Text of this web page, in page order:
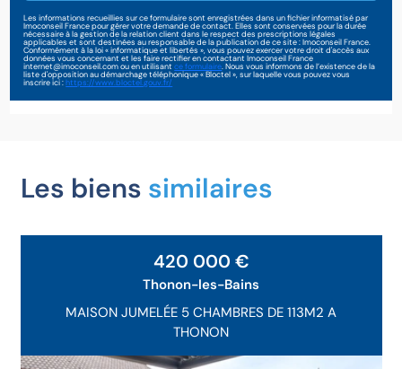
Les informations recueillies sur ce formulaire sont enregistrées dans un fichier informatisé par
Imoconseil France pour gérer votre demande de contact. Elles sont conservées pour la durée
nécessaire à la gestion de la relation client dans le respect des prescriptions légales
applicables et sont destinées au responsable de la publication de ce site : Imoconseil France.
Conformément à la loi « informatique et libertés », vous pouvez exercer votre droit d'accès aux
données vous concernant et les faire rectifier en contactant Imoconseil France
internet@imoconseil.com ou en utilisantce formulaire. Nous vous informons de l’existence de la
liste d'opposition au démarchage téléphonique « Bloctel », sur laquelle vous pouvez vous
inscrire ici :https://www.bloctel.gouv.fr/
Les biens similaires
MAISON JUMELÉE 5 CHAMBRES DE 113M2 A
THONON
420 000 €
Thonon-les-Bains